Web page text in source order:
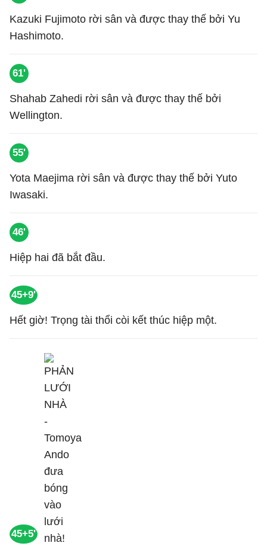
Kazuki Fujimoto rời sân và được thay thế bởi Yu
Hashimoto.
61'
Shahab Zahedi rời sân và được thay thế bởi
Wellington.
55'
Yota Maejima rời sân và được thay thế bởi Yuto
Iwasaki.
46'
Hiệp hai đã bắt đầu.
45+9'
Hết giờ! Trọng tài thổi còi kết thúc hiệp một.
45+5'